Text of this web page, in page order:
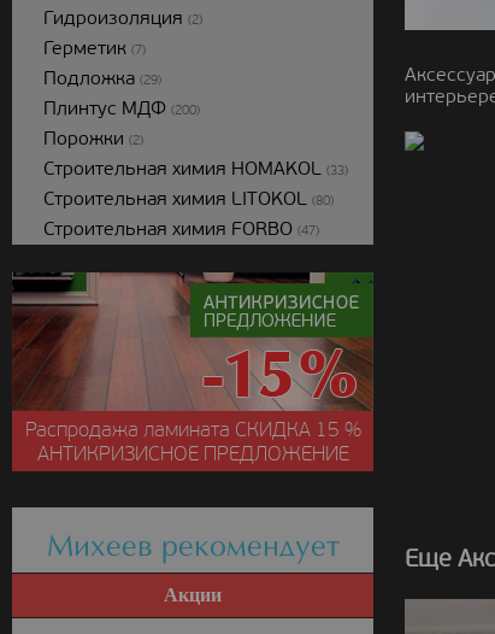
Еще
Гидроизоляция (2)
Герметик (7)
Подложка (29)
Плинтус МДФ (200)
Порожки (2)
Строительная химия HOMAKOL (33)
Строительная химия LITOKOL (80)
Строительная химия FORBO (47)
Распродажа ламината СКИДКА15 %
АНТИКРИЗИСНОЕ ПРЕДЛОЖЕНИЕ
Михеев рекомендует
Акции